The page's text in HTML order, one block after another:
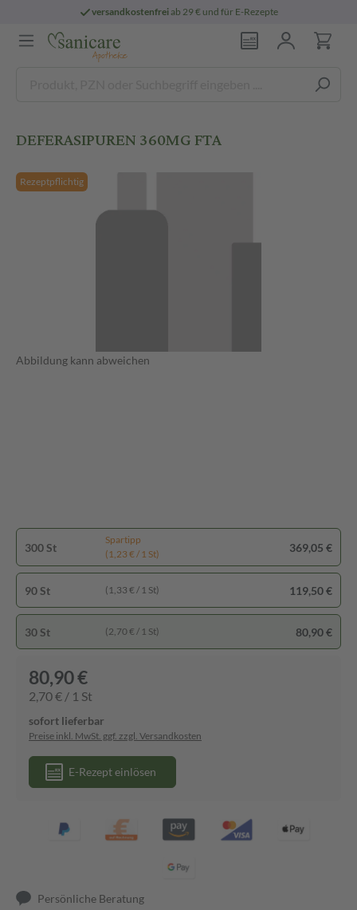
versandkostenfreiab 29 € und für E-Rezepte
DEFERASIPUREN 360MG FTA
Rezeptpflichtig
Abbildung kann abweichen
300 St
Spartipp
(1,23 € / 1 St)
369,05 €
90 St (1,33 € / 1 St) 119,50 €
30 St (2,70 € / 1 St) 80,90 €
80,90 €
2,70 € / 1 St
sofort lieferbar
Preise inkl. MwSt. ggf. zzgl. Versandkosten
E-Rezept einlösen
Persönliche Beratung